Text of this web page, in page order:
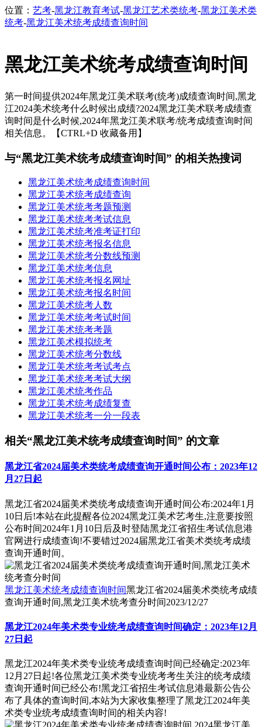
位置： 艺考-黑龙江教育考试-黑龙江艺术类统考-黑龙江美术类
统考-黑龙江美术统考成绩查询时间
黑龙江美术统考成绩查询时间
第一时间提供2024年黑龙江美术联考(统考)成绩查询时间,黑龙
江2024美术统考什么时候出成绩?2024黑龙江美术联考成绩查
询时间是什么时候,2024年黑龙江美术联考/统考成绩查询时间
相关信息。【CTRL+D 收藏备用】
与“黑龙江美术统考成绩查询时间” 的相关热搜词
黑龙江美术统考成绩查询时间
黑龙江美术统考成绩查询
黑龙江美术统考考题预测
黑龙江美术统考考试信息
黑龙江美术统考准考证打印
黑龙江美术统考报名信息
黑龙江美术统考分数线预测
黑龙江美术统考信息
黑龙江美术统考报名网址
黑龙江美术统考报名时间
黑龙江美术统考人数
黑龙江美术统考考试时间
黑龙江美术统考考题
黑龙江美术模拟统考
黑龙江美术统考分数线
黑龙江美术统考考试考点
黑龙江美术统考考试大纲
黑龙江美术统考作品
黑龙江美术统考成绩复查
黑龙江美术统考一分一段表
相关“黑龙江美术统考成绩查询时间” 的文章
黑龙江省2024届美术类统考成绩查询开通时间公布：2023年12
月27日起
黑龙江省2024届美术类统考成绩查询开通时间公布:2024年1月
10日后!本站在此提醒各位2024黑龙江美术艺考生,注意要按照
公布时间2024年1月10日后及时登陆黑龙江省招生考试信息港
官网进行成绩查询!不要错过2024届黑龙江省美术类统考成绩
查询开通时间。
黑龙江美术统考成绩查询时间黑龙江省2024届美术类统考成绩
查询开通时间,黑龙江美术统考查分时间2023/12/27
黑龙江2024年美术类专业统考成绩查询时间确定：2023年12月
27日起
黑龙江2024年美术类专业统考成绩查询时间已经确定:2023年
12月27日起!各位黑龙江美术类专业统考考生关注的统考成绩
查询开通时间已经公布!黑龙江省招生考试信息港最新公告公
布了具体的查询时间,本站为大家收集整理了黑龙江2024年美
术类专业统考成绩查询时间的相关内容!